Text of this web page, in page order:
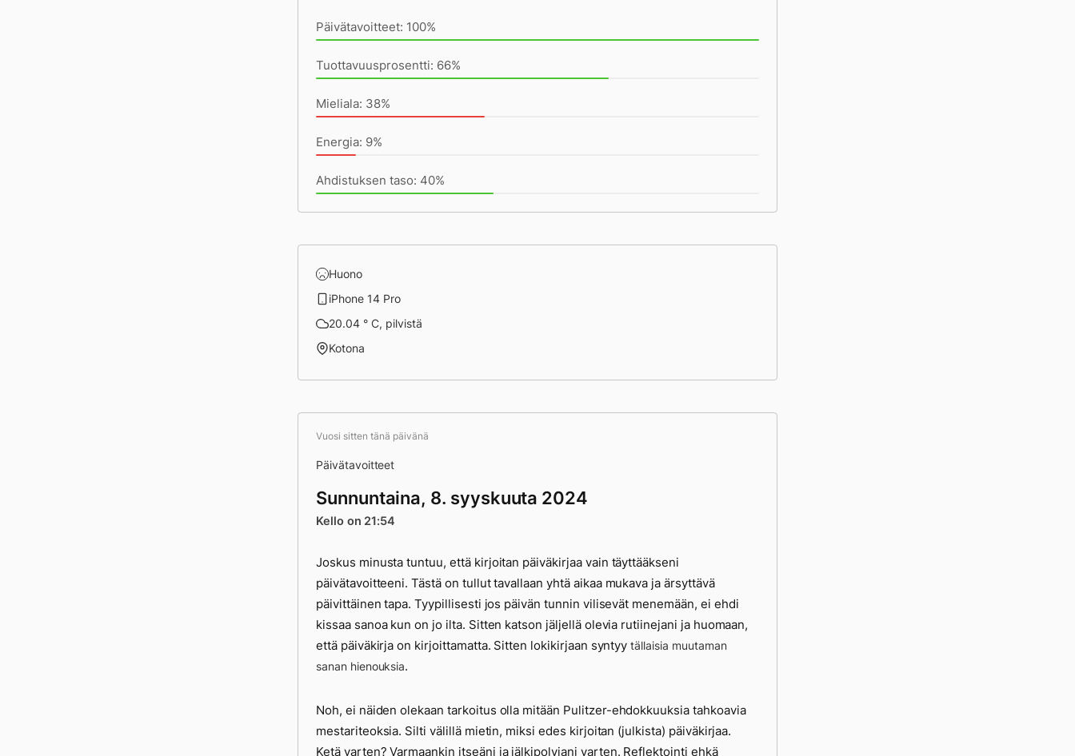
Päivätavoitteet: 100%
Tuottavuusprosentti: 66%
Mieliala: 38%
Energia: 9%
Ahdistuksen taso: 40%
Huono
iPhone 14 Pro
20.04 ° C, pilvistä
Kotona
Vuosi sitten tänä päivänä
Päivätavoitteet
Sunnuntaina, 8. syyskuuta 2024
Kello on 21:54
Joskus minusta tuntuu, että kirjoitan päiväkirjaa vain täyttääkseni
päivätavoitteeni. Tästä on tullut tavallaan yhtä aikaa mukava ja ärsyttävä
päivittäinen tapa. Tyypillisesti jos päivän tunnin vilisevät menemään, ei ehdi
kissaa sanoa kun on jo ilta. Sitten katson jäljellä olevia rutiinejani ja huomaan,
että päiväkirja on kirjoittamatta. Sitten lokikirjaan syntyytällaisia muutaman
sanan hienouksia.
Noh, ei näiden olekaan tarkoitus olla mitään Pulitzer-ehdokkuuksia tahkoavia
mestariteoksia. Silti välillä mietin, miksi edes kirjoitan (julkista) päiväkirjaa.
Ketä varten? Varmaankin itseäni ja jälkipolviani varten. Reflektointi ehkä